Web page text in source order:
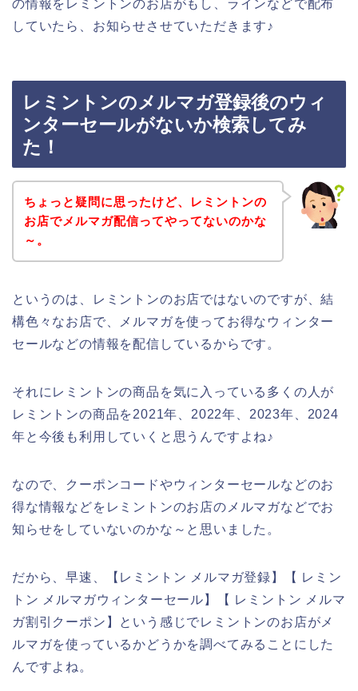
の情報をレミントンのお店がもし、ラインなどで配布
していたら、お知らせさせていただきます♪
レミントンのメルマガ登録後のウィ
ンターセールがないか検索してみ
た！
ちょっと疑問に思ったけど、レミントンの
お店でメルマガ配信ってやってないのかな
～。
というのは、レミントンのお店ではないのですが、結
構色々なお店で、メルマガを使ってお得なウィンター
セールなどの情報を配信しているからです。
それにレミントンの商品を気に入っている多くの人が
レミントンの商品を2021年、2022年、2023年、2024
年と今後も利用していくと思うんですよね♪
なので、クーポンコードやウィンターセールなどのお
得な情報などをレミントンのお店のメルマガなどでお
知らせをしていないのかな～と思いました。
だから、早速、【レミントン メルマガ登録】【 レミン
トン メルマガウィンターセール】【 レミントン メルマ
ガ割引クーポン】という感じでレミントンのお店がメ
ルマガを使っているかどうかを調べてみることにした
んですよね。